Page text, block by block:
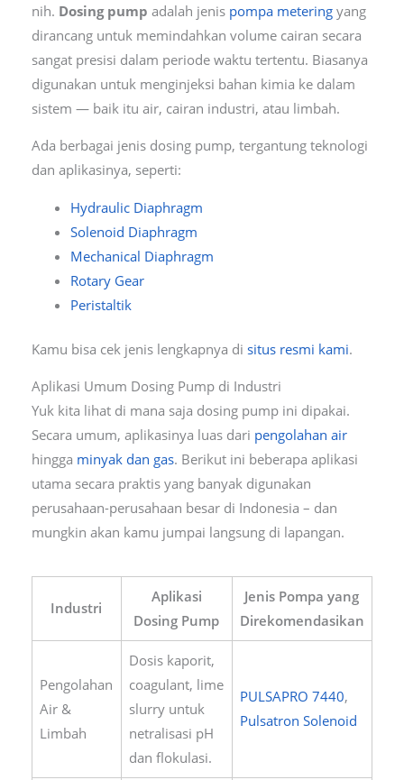
nih. Dosing pump adalah jenis pompa meteringyang
dirancang untuk memindahkan volume cairan secara
sangat presisi dalam periode waktu tertentu. Biasanya
digunakan untuk menginjeksi bahan kimia ke dalam
sistem — baik itu air, cairan industri, atau limbah.
Ada berbagai jenis dosing pump, tergantung teknologi
dan aplikasinya, seperti:
Hydraulic Diaphragm
Solenoid Diaphragm
Mechanical Diaphragm
Rotary Gear
Peristaltik
Kamu bisa cek jenis lengkapnya di situs resmi kami.
Aplikasi Umum Dosing Pump di Industri
Yuk kita lihat di mana saja dosing pump ini dipakai.
Secara umum, aplikasinya luas dari pengolahan air
hingga minyak dan gas. Berikut ini beberapa aplikasi
utama secara praktis yang banyak digunakan
perusahaan-perusahaan besar di Indonesia – dan
mungkin akan kamu jumpai langsung di lapangan.
Industri
Aplikasi
Dosing Pump
Jenis Pompa yang
Direkomendasikan
Pengolahan
Air &
Limbah
Dosis kaporit,
coagulant, lime
slurry untuk
netralisasi pH
dan flokulasi.
PULSAPRO 7440,
Pulsatron Solenoid